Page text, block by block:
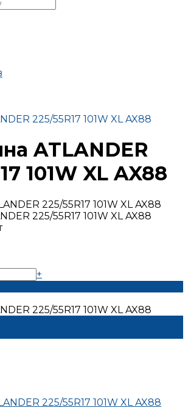
225/55R17 101W XL AX88
ATLANDER
101W XL AX88
225/55R17 101W XL AX88
+
225/55R17 101W XL AX88